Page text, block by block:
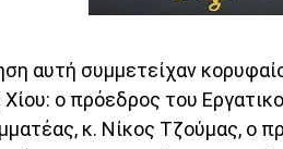
αυτή συμμετείχαν
ο πρόεδρος του
κ. Νίκος Τζούμας, ο